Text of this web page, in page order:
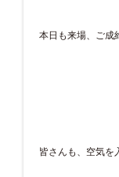
本日も来場、ご成
皆さんも、空気を